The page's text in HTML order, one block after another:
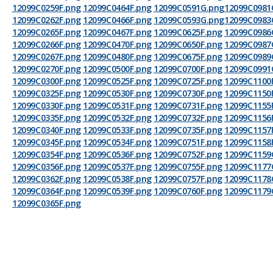
12099C0259F.png
12099C0262F.png
12099C0265F.png
12099C0266F.png
12099C0267F.png
12099C0270F.png
12099C0300F.png
12099C0325F.png
12099C0330F.png
12099C0335F.png
12099C0340F.png
12099C0345F.png
12099C0354F.png
12099C0356F.png
12099C0362F.png
12099C0364F.png
12099C0365F.png
12099C0464F.png
12099C0466F.png
12099C0467F.png
12099C0470F.png
12099C0480F.png
12099C0500F.png
12099C0525F.png
12099C0530F.png
12099C0531F.png
12099C0532F.png
12099C0533F.png
12099C0534F.png
12099C0536F.png
12099C0537F.png
12099C0538F.png
12099C0539F.png
12099C0591G.png
12099C0593G.png
12099C0625F.png
12099C0650F.png
12099C0675F.png
12099C0700F.png
12099C0725F.png
12099C0730F.png
12099C0731F.png
12099C0732F.png
12099C0735F.png
12099C0751F.png
12099C0752F.png
12099C0755F.png
12099C0757F.png
12099C0760F.png